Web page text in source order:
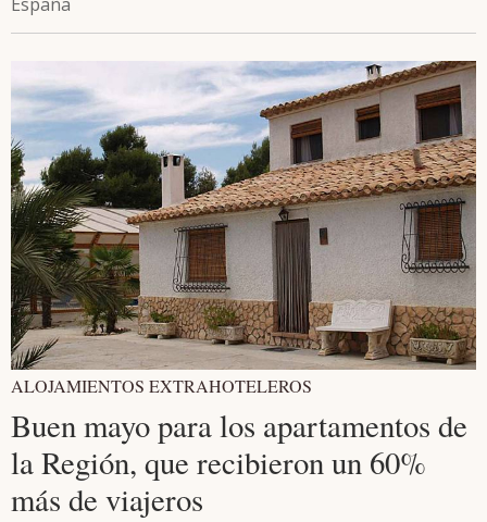
ALOJAMIENTOS EXTRAHOTELEROS
Buen mayo para los apartamentos de
la Región, que recibieron un 60%
más de viajeros